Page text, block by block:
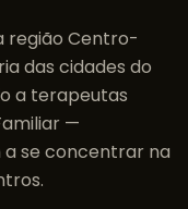
região Centro-
das cidades do
a terapeutas
—
a se concentrar na